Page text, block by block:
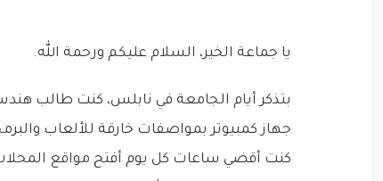
يا جماعة الخير، السلام عليكم ورحمة الله.
بتذكر أيام الجامعة في نابلس، كنت طالب
جهاز كمبيوتر بمواصفات خارقة للألعاب
كنت أقضي ساعات كل يوم أفتح مواقع المحلات